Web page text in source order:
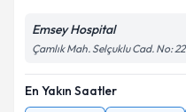
Emsey Hospital
Çamlık Mah. Selçuklu Cad. No: 22
En Yakın Saatler